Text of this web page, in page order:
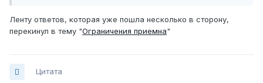
Ленту ответов, которая уже пошла несколько в сторону,
перекинул в тему "Ограничения приемна"
Цитата